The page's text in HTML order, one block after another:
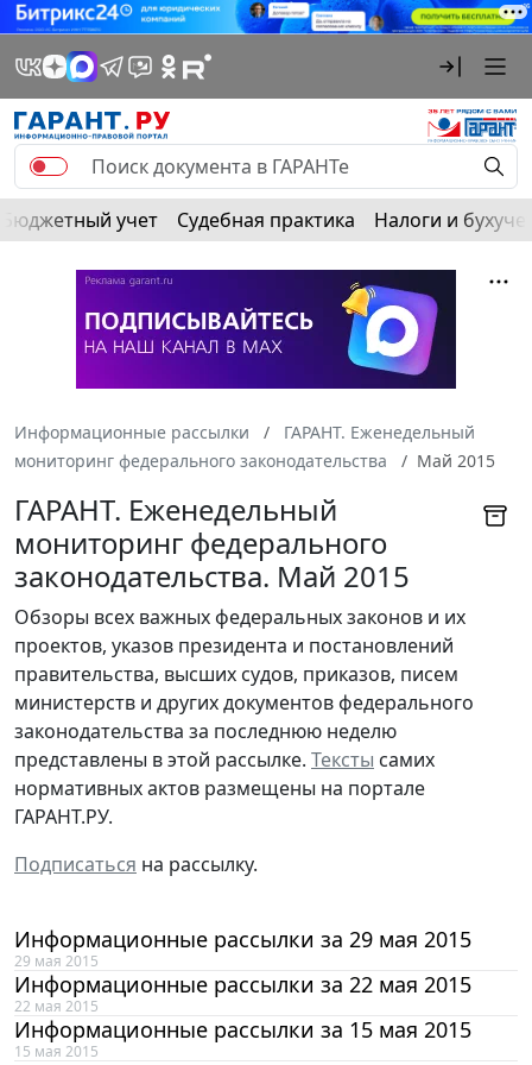
Бюджетный учет Судебная практика Налоги и
Информационные рассылки
ГАРАНТ. Еженедельный
мониторинг федерального законодательства
Май 2015
ГАРАНТ. Еженедельный
мониторинг федерального
законодательства. Май 2015
Обзоры всех важных федеральных законов и их
проектов, указов президента и постановлений
правительства, высших судов, приказов, писем
министерств и других документов федерального
законодательства за последнюю неделю
представлены в этой рассылке. Тексты самих
нормативных актов размещены на портале
ГАРАНТ.РУ.
Подписаться на рассылку.
Информационные рассылки за 29 мая 2015
29 мая 2015
Информационные рассылки за 22 мая 2015
22 мая 2015
Информационные рассылки за 15 мая 2015
15 мая 2015